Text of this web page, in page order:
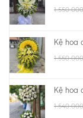
1.550.000
Kệ hoa
1.550.000
Kệ hoa
1.540.000